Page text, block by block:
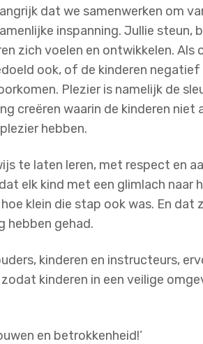
dat we samenwerken om
inspanning. Jullie steun,
zich voelen en ontwikkelen. Als
ook, of de kinderen negatief
Plezier is namelijk de
creëren waarin de kinderen niet
hebben.
te laten leren, met respect en
elk kind met een glimlach naar
klein die stap ook was. En dat
hebben gehad.
kinderen en instructeurs,
kinderen in een veilige
en betrokkenheid!’